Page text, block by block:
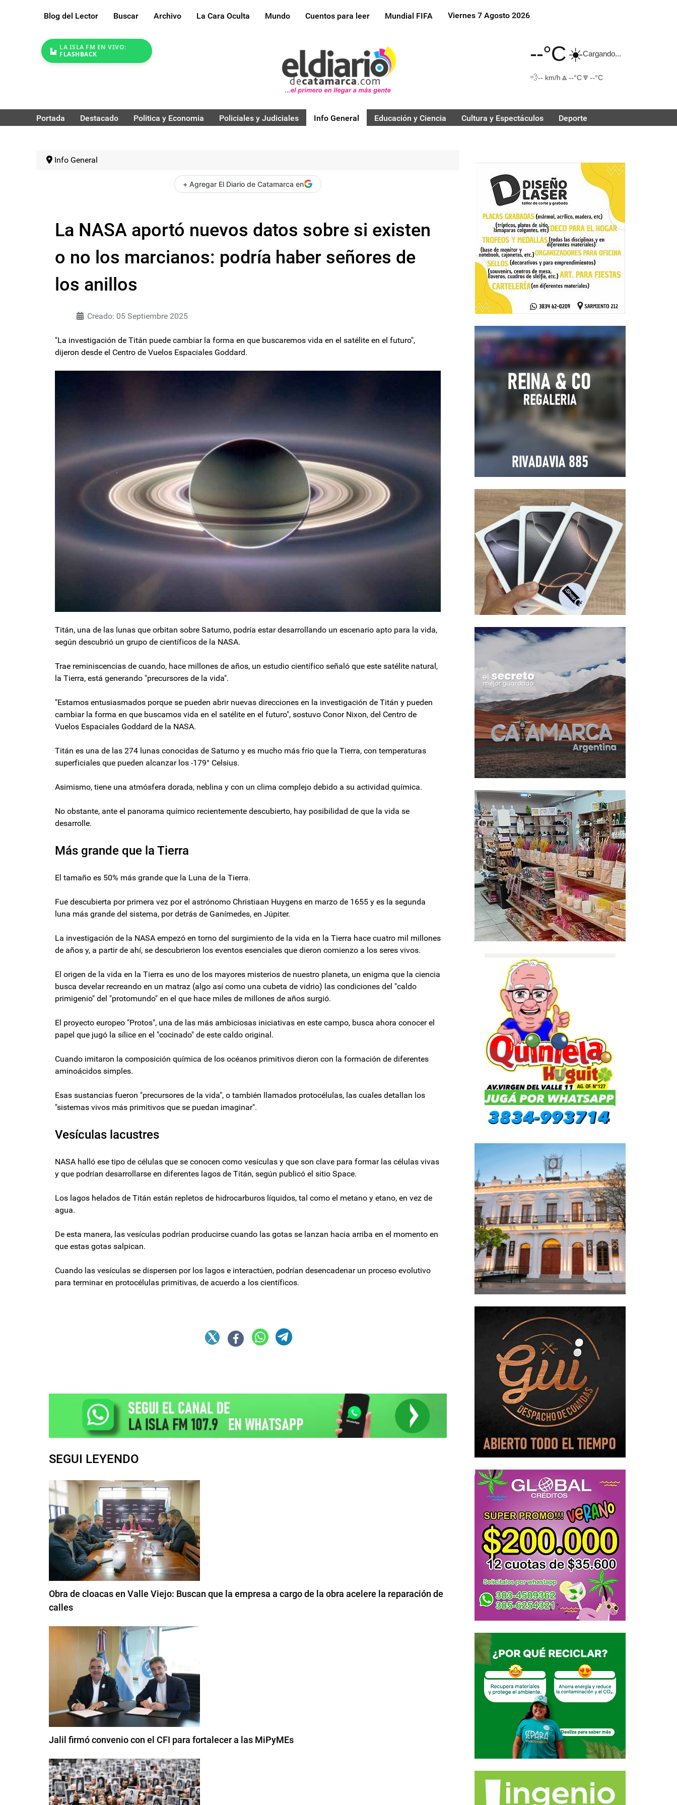
Blog del Lector Buscar Archivo La Cara Oculta Mundo Cuentos para leer Mundial FIFA Viernes 7 Agosto 2026
LA ISLA FM EN VIVO:
FLASHBACK
--°C☀️Cargando...
💨-- km/h 🔼 --°C🔽 --°C
Portada Destacado Politica y Economia Policiales y Judiciales Info General Educación y Ciencia Cultura y Espectáculos Deporte
Info General
+ Agregar El Diario de Catamarca en
La NASA aportó nuevos datos sobre si existen
o no los marcianos: podría haber señores de
los anillos
Creado: 05 Septiembre 2025
"La investigación de Titán puede cambiar la forma en que buscaremos vida en el satélite en el futuro",
dijeron desde el Centro de Vuelos Espaciales Goddard.
Titán, una de las lunas que orbitan sobre Saturno, podría estar desarrollando un escenario apto para la vida,
según descubrió un grupo de científicos de la NASA.
Trae reminiscencias de cuando, hace millones de años, un estudio científico señaló que este satélite natural,
la Tierra, está generando "precursores de la vida".
"Estamos entusiasmados porque se pueden abrir nuevas direcciones en la investigación de Titán y pueden
cambiar la forma en que buscamos vida en el satélite en el futuro", sostuvo Conor Nixon, del Centro de
Vuelos Espaciales Goddard de la NASA.
Titán es una de las 274 lunas conocidas de Saturno y es mucho más frío que la Tierra, con temperaturas
superficiales que pueden alcanzar los -179° Celsius.
Asimismo, tiene una atmósfera dorada, neblina y con un clima complejo debido a su actividad química.
No obstante, ante el panorama químico recientemente descubierto, hay posibilidad de que la vida se
desarrolle.
Más grande que la Tierra
El tamaño es 50% más grande que la Luna de la Tierra.
Fue descubierta por primera vez por el astrónomo Christiaan Huygens en marzo de 1655 y es la segunda
luna más grande del sistema, por detrás de Ganímedes, en Júpiter.
La investigación de la NASA empezó en torno del surgimiento de la vida en la Tierra hace cuatro mil millones
de años y, a partir de ahí, se descubrieron los eventos esenciales que dieron comienzo a los seres vivos.
El origen de la vida en la Tierra es uno de los mayores misterios de nuestro planeta, un enigma que la ciencia
busca develar recreando en un matraz (algo así como una cubeta de vidrio) las condiciones del "caldo
primigenio" del "protomundo" en el que hace miles de millones de años surgió.
El proyecto europeo "Protos", una de las más ambiciosas iniciativas en este campo, busca ahora conocer el
papel que jugó la sílice en el "cocinado" de este caldo original.
Cuando imitaron la composición química de los océanos primitivos dieron con la formación de diferentes
aminoácidos simples.
Esas sustancias fueron "precursores de la vida", o también llamados protocélulas, las cuales detallan los
"sistemas vivos más primitivos que se puedan imaginar".
Vesículas lacustres
NASA halló ese tipo de células que se conocen como vesículas y que son clave para formar las células vivas
y que podrían desarrollarse en diferentes lagos de Titán, según publicó el sitio Space.
Los lagos helados de Titán están repletos de hidrocarburos líquidos, tal como el metano y etano, en vez de
agua.
De esta manera, las vesículas podrían producirse cuando las gotas se lanzan hacia arriba en el momento en
que estas gotas salpican.
Cuando las vesículas se dispersen por los lagos e interactúen, podrían desencadenar un proceso evolutivo
para terminar en protocélulas primitivas, de acuerdo a los científicos.
SEGUI LEYENDO
Obra de cloacas en Valle Viejo: Buscan que la empresa a cargo de la obra acelere la reparación de
calles
Jalil firmó convenio con el CFI para fortalecer a las MiPyMEs